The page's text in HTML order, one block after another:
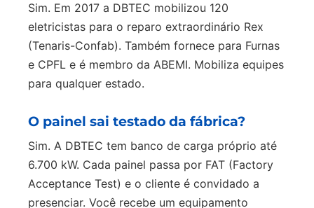
Sim. Em 2017 a DBTEC mobilizou 120
eletricistas para o reparo extraordinário Rex
(Tenaris-Confab). Também fornece para Furnas
e CPFL e é membro da ABEMI. Mobiliza equipes
para qualquer estado.
O painel sai testado da fábrica?
Sim. A DBTEC tem banco de carga próprio até
6.700 kW. Cada painel passa por FAT (Factory
Acceptance Test) e o cliente é convidado a
presenciar. Você recebe um equipamento